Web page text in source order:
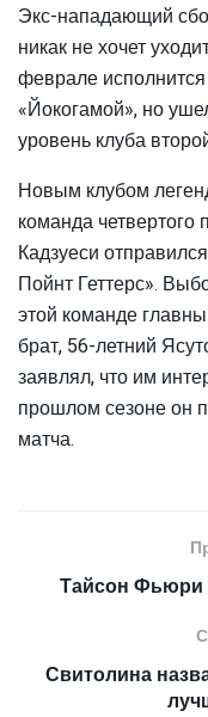
Экс-нападающий
никак не хочет
феврале
«Йокогамой», но
уровень клуба
Новым клубом
команда
Кадзуеси
Пойнт Геттерс».
этой команде
брат, 56-летний
заявлял, что им
прошлом сезоне он
матча.
Тайсон Фьюри
Свитолина